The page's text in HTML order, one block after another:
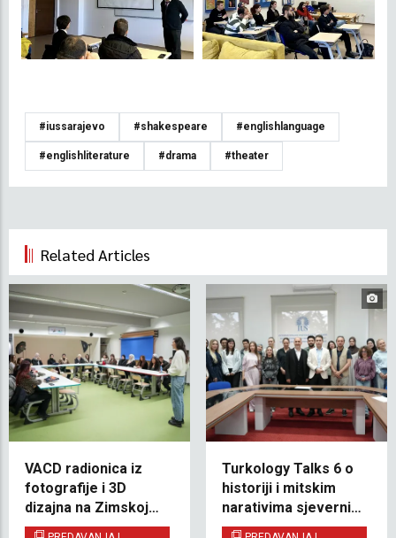
#iussarajevo #shakespeare #englishlanguage
#englishliterature #drama #theater
Related Articles
VACD radionica iz
fotografije i 3D
dizajna na Zimskoj
školi
Turkology Talks 6 o
historiji i mitskim
narativima sjevernih
Turaka i regije Idel-